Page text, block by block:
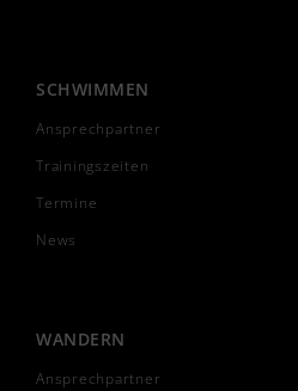
SCHWIMMEN
Ansprechpartner
Trainingszeiten
Termine
News
WANDERN
Ansprechpartner